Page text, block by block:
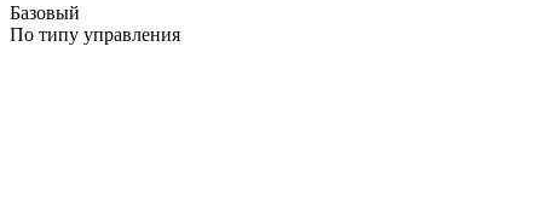
Базовый
По типу управления